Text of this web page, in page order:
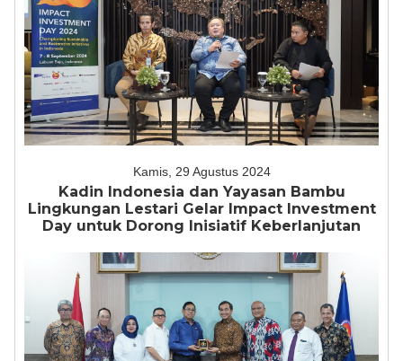
Kamis, 29 Agustus 2024
Kadin Indonesia dan Yayasan Bambu
Lingkungan Lestari Gelar Impact Investment
Day untuk Dorong Inisiatif Keberlanjutan